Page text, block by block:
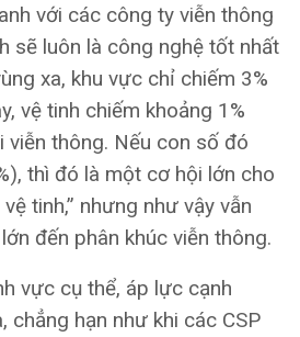
với các công ty viễn thông
sẽ luôn là công nghệ tốt nhất
xa, khu vực chỉ chiếm 3%
vệ tinh chiếm khoảng 1%
viễn thông. Nếu con số đó
thì đó là một cơ hội lớn cho
tinh,” nhưng như vậy vẫn
đến phân khúc viễn thông.
vực cụ thể, áp lực cạnh
chẳng hạn như khi các CSP